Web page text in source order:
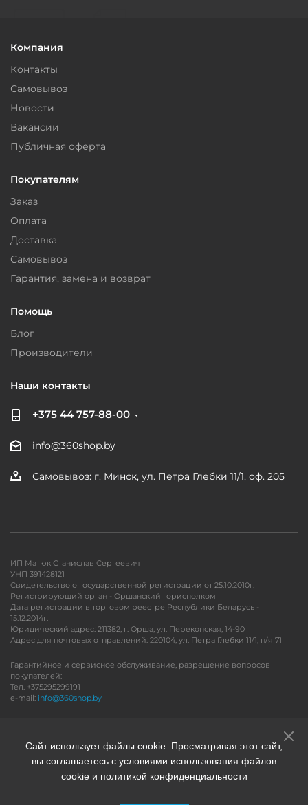
Компания
Контакты
Самовывоз
Новости
Вакансии
Публичная оферта
Покупателям
Заказ
Оплата
Доставка
Самовывоз
Гарантия, замена и возврат
Помощь
Блог
Производители
Наши контакты
+375 44 757-88-00
info@360shop.by
Самовывоз: г. Минск, ул. Петра Глебки 11/1, оф. 205
ИП Матюк Станислав Сергеевич
УНП 391428121
Свидетельство о государственной регистрации от 25.10.2010г.
Регистрирующий орган - Оршанский горисполком
Дата регистрации в торговом реестре Республики Беларусь -
15.12.2014г.
Юридический адрес: 211382, г. Орша, ул. Перекопская, 14-90
Адрес для почтовых отправлений: 220104, ул. Петра Глебки 11/1, п/я 71
Гарантийное и сервисное обслуживание, разрешение вопросов
покупателей:
Тел. +375295299191
e-mail: info@360shop.by
Сайт использует файлы cookie. Просматривая этот сайт,
вы соглашаетесь с условиями использования файлов
cookie и политикой конфиденциальности